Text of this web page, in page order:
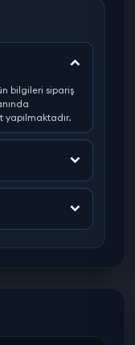
bilgileri sipariş